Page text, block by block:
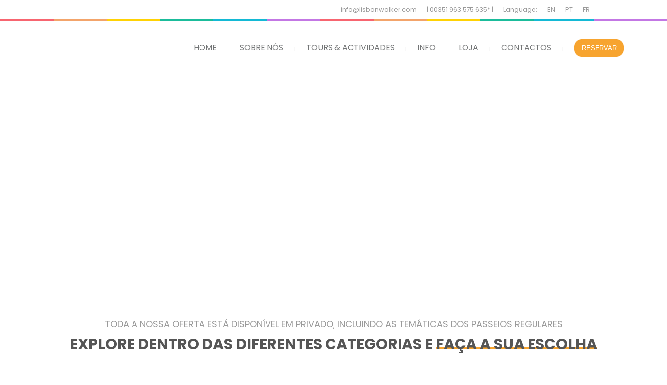
info@lisbonwalker.com | 00351 963 575 635* | Language: EN PT FR
HOME SOBRE NÓS TOURS & ACTIVIDADES INFO LOJA CONTACTOS RESERVAR
TODA A NOSSA OFERTA ESTÁ DISPONÍVEL EM PRIVADO, INCLUINDO AS TEMÁTICAS DOS PASSEIOS REGULARES
EXPLORE DENTRO DAS DIFERENTES CATEGORIAS EFAÇA A SUA ESCOLHA